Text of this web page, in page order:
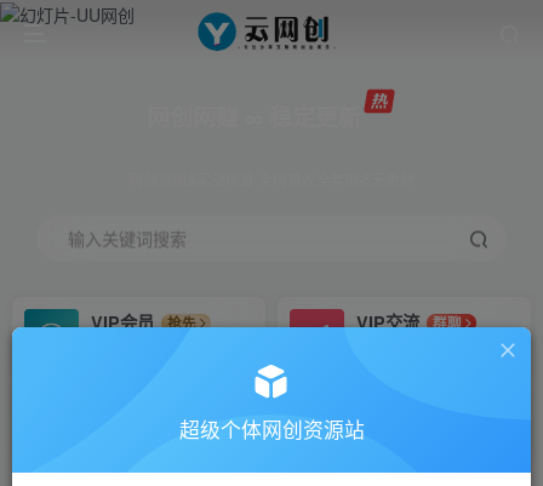
输入关键词搜索
VIP会员
抢先
VIP交流
群聊
研究探讨更多创业项目路子。
会员专属推广链接
招募站长
超级个体网创资源站